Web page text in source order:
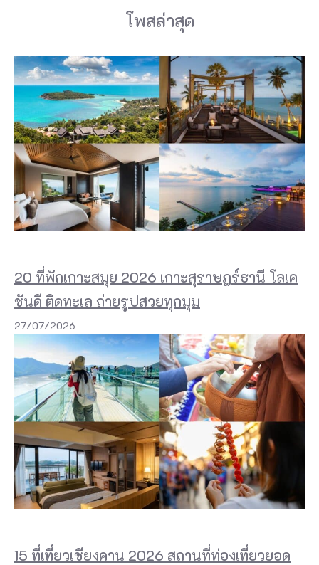
โพสล่าสุด
20 ที่พักเกาะสมุย 2026 เกาะสุราษฎร์ธานี โลเค
ชันดี ติดทะเล ถ่ายรูปสวยทุกมุม
27/07/2026
15 ที่เที่ยวเชียงคาน 2026 สถานที่ท่องเที่ยวยอด